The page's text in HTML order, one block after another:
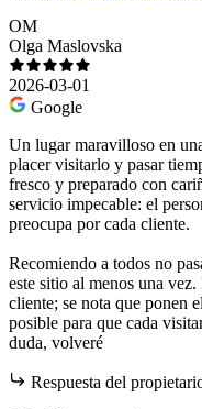
OM
Olga Maslovska
2026-03-01
Google
Un lugar maravilloso en
placer visitarlo y pasar
fresco y preparado con
servicio impecable: el
preocupa por cada cliente.
Recomiendo a todos no
este sitio al menos una
cliente; se nota que ponen
posible para que cada
duda, volveré
Respuesta del